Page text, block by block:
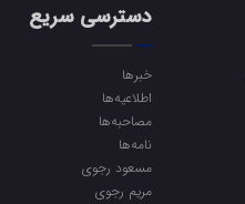
دسترسی سریع
خبرها
اطلاعیه‌ها
مصاحبه‌ها
نامه‌ها
مسعود رجوی
مریم رجوی